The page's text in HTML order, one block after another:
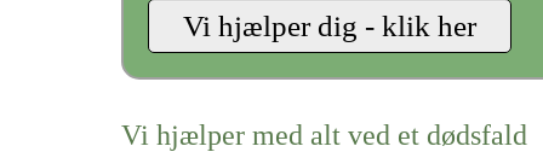
Vi hjælper med alt ved et dødsfald